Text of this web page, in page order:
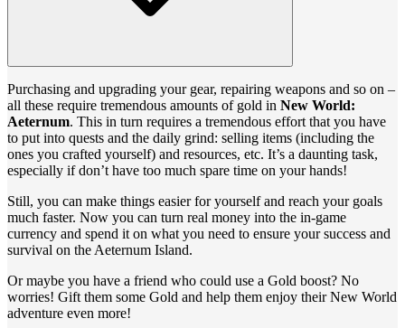
Purchasing and upgrading your gear, repairing weapons and so on –
all these require tremendous amounts of gold in New World:
Aeternum. This in turn requires a tremendous effort that you have
to put into quests and the daily grind: selling items (including the
ones you crafted yourself) and resources, etc. It’s a daunting task,
especially if don’t have too much spare time on your hands!
Still, you can make things easier for yourself and reach your goals
much faster. Now you can turn real money into the in-game
currency and spend it on what you need to ensure your success and
survival on the Aeternum Island.
Or maybe you have a friend who could use a Gold boost? No
worries! Gift them some Gold and help them enjoy their New World
adventure even more!